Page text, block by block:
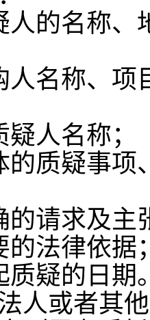
人的名称、
人名称、项
人名称；
的质疑事项
的请求及主
的法律依据
质疑的日期
人或者其